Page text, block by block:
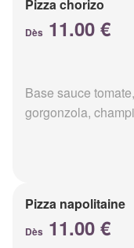
Pizza chorizo
Dès 11.00 €
Base sauce
gorgonzola,
Pizza napolitaine
Dès 11.00 €